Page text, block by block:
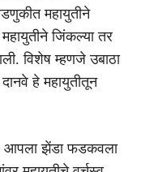
महायुतीने
जिंकल्या तर
विशेष म्हणजे उबाठा
हे महायुतीतून
आपला झेंडा फडकवला